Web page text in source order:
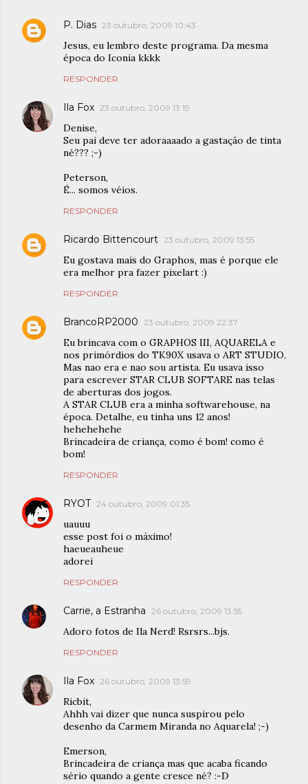
P. Dias 23 outubro, 2009 10:43
Jesus, eu lembro deste programa. Da mesma
época do Iconia kkkk
RESPONDER
Ila Fox 23 outubro, 2009 13:19
Denise,
Seu pai deve ter adoraaaado a gastação de tinta
né??? ;-)
Peterson,
É... somos véios.
RESPONDER
Ricardo Bittencourt 23 outubro, 2009 13:55
Eu gostava mais do Graphos, mas é porque ele
era melhor pra fazer pixelart :)
RESPONDER
BrancoRP2000 23 outubro, 2009 22:37
Eu brincava com o GRAPHOS III, AQUARELA e
nos primórdios do TK90X usava o ART STUDIO.
Mas nao era e nao sou artista. Eu usava isso
para escrever STAR CLUB SOFTARE nas telas
de aberturas dos jogos.
A STAR CLUB era a minha softwarehouse, na
época. Detalhe, eu tinha uns 12 anos!
hehehehehe
Brincadeira de criança, como é bom! como é
bom!
RESPONDER
RYOT 24 outubro, 2009 01:35
uauuu
esse post foi o máximo!
haeueauheue
adorei
RESPONDER
Carrie, a Estranha 26 outubro, 2009 13:55
Adoro fotos de Ila Nerd! Rsrsrs...bjs.
RESPONDER
Ila Fox 26 outubro, 2009 13:59
Ricbit,
Ahhh vai dizer que nunca suspirou pelo
desenho da Carmem Miranda no Aquarela! ;-)
Emerson,
Brincadeira de criança mas que acaba ficando
sério quando a gente cresce né? :-D